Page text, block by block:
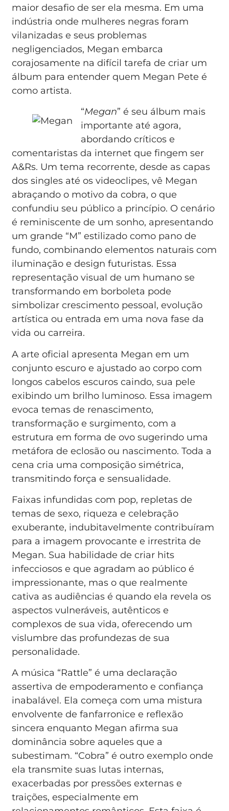
maior desafio de ser ela mesma. Em uma
indústria onde mulheres negras foram
vilanizadas e seus problemas
negligenciados, Megan embarca
corajosamente na difícil tarefa de criar um
álbum para entender quem Megan Pete é
como artista.
“Megan” é seu álbum mais
importante até agora,
abordando críticos e
comentaristas da internet que fingem ser
A&Rs. Um tema recorrente, desde as capas
dos singles até os videoclipes, vê Megan
abraçando o motivo da cobra, o que
confundiu seu público a princípio. O cenário
é reminiscente de um sonho, apresentando
um grande “M” estilizado como pano de
fundo, combinando elementos naturais com
iluminação e design futuristas. Essa
representação visual de um humano se
transformando em borboleta pode
simbolizar crescimento pessoal, evolução
artística ou entrada em uma nova fase da
vida ou carreira.
A arte oficial apresenta Megan em um
conjunto escuro e ajustado ao corpo com
longos cabelos escuros caindo, sua pele
exibindo um brilho luminoso. Essa imagem
evoca temas de renascimento,
transformação e surgimento, com a
estrutura em forma de ovo sugerindo uma
metáfora de eclosão ou nascimento. Toda a
cena cria uma composição simétrica,
transmitindo força e sensualidade.
Faixas infundidas com pop, repletas de
temas de sexo, riqueza e celebração
exuberante, indubitavelmente contribuíram
para a imagem provocante e irrestrita de
Megan. Sua habilidade de criar hits
infecciosos e que agradam ao público é
impressionante, mas o que realmente
cativa as audiências é quando ela revela os
aspectos vulneráveis, autênticos e
complexos de sua vida, oferecendo um
vislumbre das profundezas de sua
personalidade.
A música “Rattle” é uma declaração
assertiva de empoderamento e confiança
inabalável. Ela começa com uma mistura
envolvente de fanfarronice e reflexão
sincera enquanto Megan afirma sua
dominância sobre aqueles que a
subestimam. “Cobra” é outro exemplo onde
ela transmite suas lutas internas,
exacerbadas por pressões externas e
traições, especialmente em